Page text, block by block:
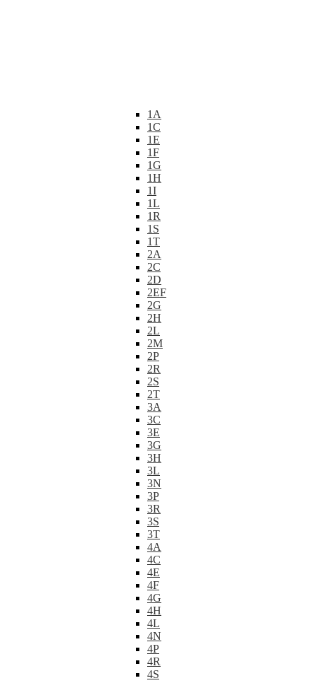
1A
1C
1E
1F
1G
1H
1I
1L
1R
1S
1T
2A
2C
2D
2EF
2G
2H
2L
2M
2P
2R
2S
2T
3A
3C
3E
3G
3H
3L
3N
3P
3R
3S
3T
4A
4C
4E
4F
4G
4H
4L
4N
4P
4R
4S